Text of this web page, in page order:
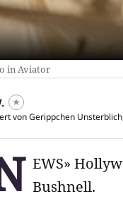
in Aviator
von Gerippchen
EWS»
Bushnell.